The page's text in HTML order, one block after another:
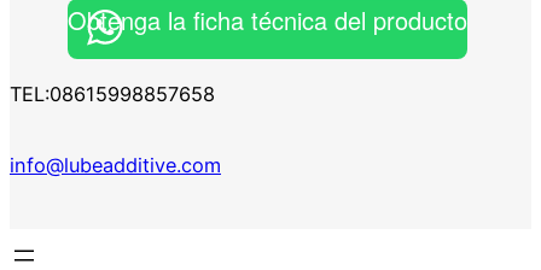
Obtenga la ficha técnica del producto
TEL:08615998857658
info@lubeadditive.com